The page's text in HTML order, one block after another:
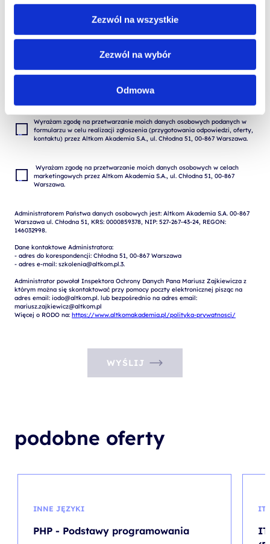
Zezwól na wszystkie
Zezwól na wybór
Odmowa
Wyrażam zgodę na przetwarzanie moich danych osobowych podanych w
formularzu w celu realizacji zgłoszenia (przygotowania odpowiedzi, oferty,
marketingowych przez Altkom Akademia S.A., ul. Chłodna 51, 00-867
Administratorem Państwa danych osobowych jest: Altkom Akademia S.A. 00-867
Warszawa ul. Chłodna 51, KRS: 0000859378, NIP: 527-267-43-24, REGON:
146032998.
Dane kontaktowe Administratora:
- adres do korespondencji: Chłodna 51, 00-867 Warszawa
- adres e-mail: szkolenia@altkom.pl.3.
Administrator powołał Inspektora Ochrony Danych Pana Mariusz Zajkiewicza z
którym można się skontaktować przy pomocy poczty elektronicznej pisząc na
adres email: iodo@altkom.pl. lub bezpośrednio na adres email:
mariusz.zajkiewicz@altkom.pl
Więcej o RODO na: https://www.altkomakademia.pl/polityka-prywatnosci/
WYŚLIJ
podobne oferty
INNE JĘZYKI
PHP - Podstawy programowania